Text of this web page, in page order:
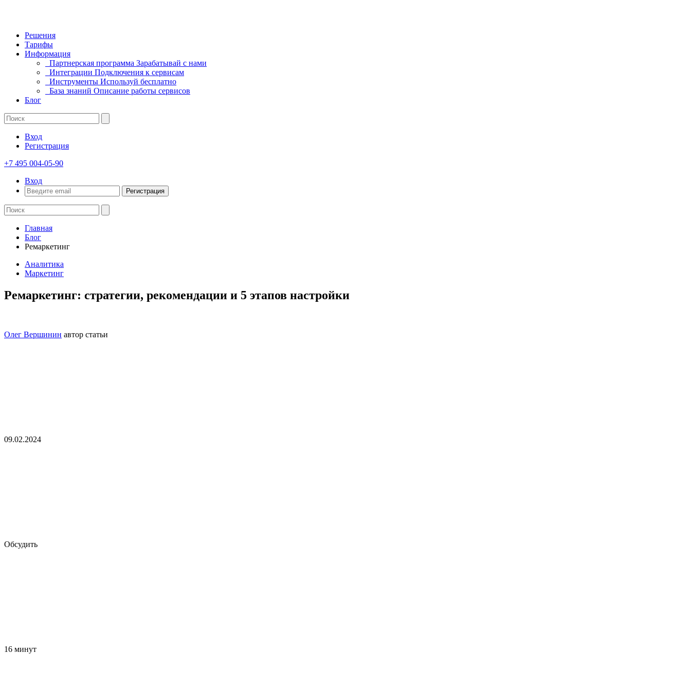
Решения
Тарифы
Информация
Партнерская программа Зарабатывай с нами
Интеграции Подключения к сервисам
Инструменты Используй бесплатно
База знаний Описание работы сервисов
Блог
Вход
Регистрация
+7 495 004-05-90
Вход
Регистрация
Главная
Блог
Ремаркетинг
Аналитика
Маркетинг
Ремаркетинг: стратегии, рекомендации и 5 этапов настройки
Олег Вершинин автор статьи
09.02.2024
Обсудить
16 минут